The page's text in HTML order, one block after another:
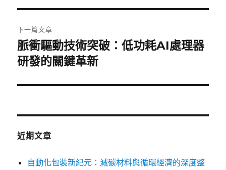
覽
文
章:
下一篇文章
下
一
文
脈衝驅動技術突破：低功耗AI處理器
研發的關鍵革新
近期文章
自動化包裝新紀元：減碳材料與循環經濟的深度整